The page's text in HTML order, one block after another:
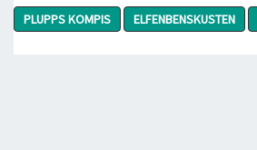
PLUPPS KOMPIS
ELFENBENSKUSTEN